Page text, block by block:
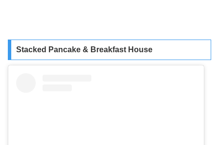
Stacked Pancake & Breakfast House